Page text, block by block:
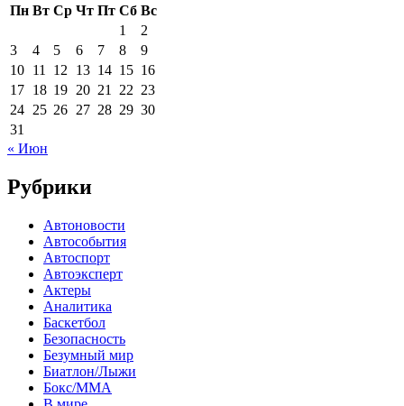
Пн Вт Ср Чт Пт Сб Вс
1
2
3
4 5 6 7 8
9
10 11 12 13 14 15 16
17 18 19 20 21 22 23
24 25 26 27 28 29 30
31
« Июн
Рубрики
Автоновости
Автособытия
Автоспорт
Автоэксперт
Актеры
Аналитика
Баскетбол
Безопасность
Безумный мир
Биатлон/Лыжи
Бокс/MMA